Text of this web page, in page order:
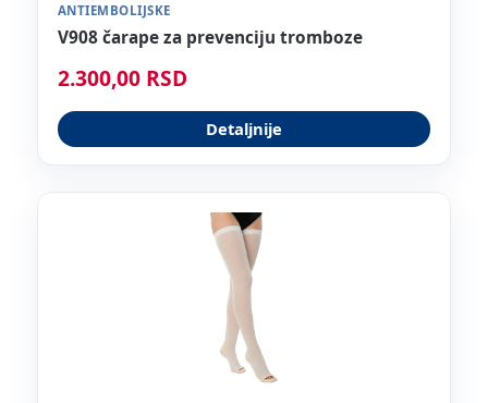
ANTIEMBOLIJSKE
V908 čarape za prevenciju tromboze
2.300,00 RSD
Detaljnije